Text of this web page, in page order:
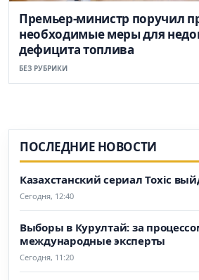
Премьер-министр поручил
необходимые меры для
дефицита топлива
БЕЗ РУБРИКИ
ПОСЛЕДНИЕ НОВОСТИ
Казахстанский сериал Toxic
Сегодня, 12:40
Выборы в Курултай: за
международные эксперты
Сегодня, 11:20